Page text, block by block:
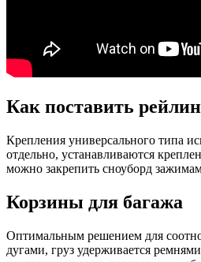
Как поставить
Крепления универсального типа
отдельно, устанавливаются
можно закрепить сноуборд
Корзины для багажа
Оптимальным решением для
дугами, груз удерживается